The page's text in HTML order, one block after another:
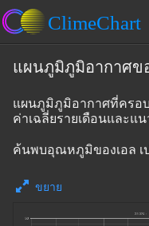
แผนภูมิภูมิอากาศขอ
แผนภูมิภูมิอากาศที่ครอบ
ค่าเฉลี่ยรายเดือนและแ
ค้นพบอุณหภูมิของเอล เ
ขยาย